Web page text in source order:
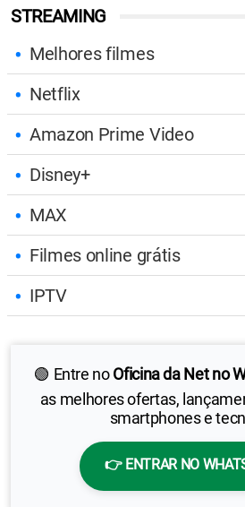
STREAMING
Melhores filmes
Netflix
Amazon Prime Video
Disney+
MAX
Filmes online grátis
IPTV
🟢 Entre noOficina da Net no
as melhores ofertas,
smartphones e
👉 ENTRAR NO